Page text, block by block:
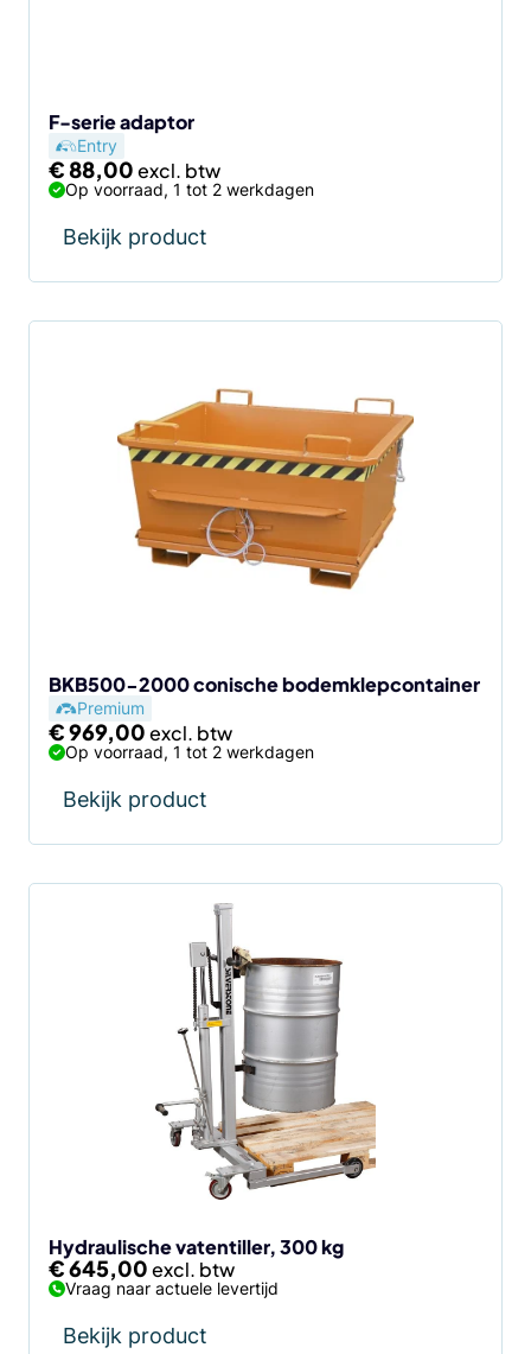
F-serie adaptor
Entry
€88,00
Op voorraad, 1 tot 2 werkdagen
Bekijk product
BKB500-2000 conische bodemklepcontainer
Premium
€969,00
Op voorraad, 1 tot 2 werkdagen
Bekijk product
Hydraulische vatentiller, 300 kg
€645,00
Vraag naar actuele levertijd
Bekijk product